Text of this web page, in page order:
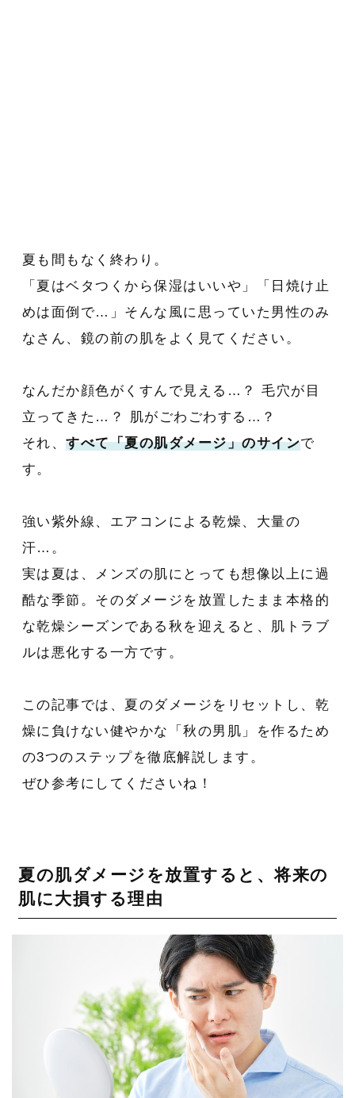
夏も間もなく終わり。
「夏はベタつくから保湿はいいや」「日焼け止
めは面倒で…」そんな風に思っていた男性のみ
なさん、鏡の前の肌をよく見てください。
なんだか顔色がくすんで見える…？ 毛穴が目
立ってきた…？ 肌がごわごわする…？
それ、すべて「夏の肌ダメージ」のサインで
す。
強い紫外線、エアコンによる乾燥、大量の
汗…。
実は夏は、メンズの肌にとっても想像以上に過
酷な季節。そのダメージを放置したまま本格的
な乾燥シーズンである秋を迎えると、肌トラブ
ルは悪化する一方です。
この記事では、夏のダメージをリセットし、乾
燥に負けない健やかな「秋の男肌」を作るため
の3つのステップを徹底解説します。
ぜひ参考にしてくださいね！
夏の肌ダメージを放置すると、将来の
肌に大損する理由